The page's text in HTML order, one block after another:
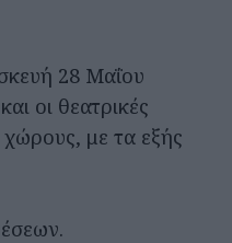
28 Μαΐου
οι θεατρικές
με τα εξής